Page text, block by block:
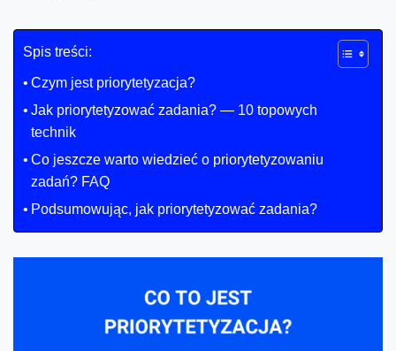
Spis treści:
Czym jest priorytetyzacja?
Jak priorytetyzować zadania? — 10 topowych
technik
Co jeszcze warto wiedzieć o priorytetyzowaniu
zadań? FAQ
Podsumowując, jak priorytetyzować zadania?